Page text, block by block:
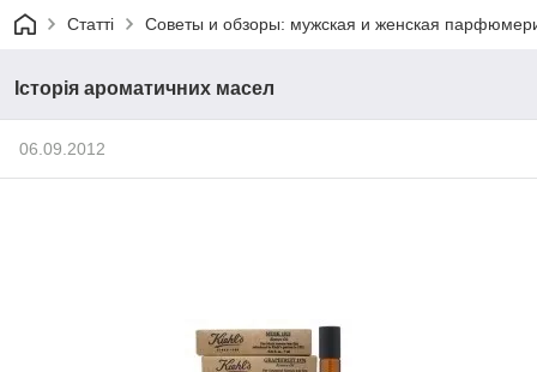
Статті Советы и обзоры: мужская и женская
Історія ароматичних масел
06.09.2012